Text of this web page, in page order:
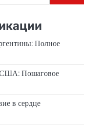
Полное
США: Пошаговое
в сердце